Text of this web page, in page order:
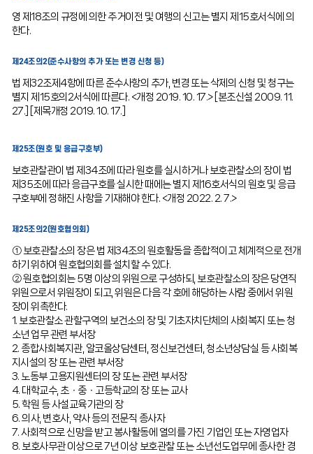
영 제18조의 규정에 의한 주거이전 및 여행의 신고는 별지 제15호서식에 의
한다.
제24조의2(준수사항의 추가 또는 변경 신청 등)
법 제32조제4항에 따른 준수사항의 추가, 변경 또는 삭제의 신청 및 청구는
별지 제15호의2서식에 따른다. <개정 2019. 10. 17.> [본조신설 2009. 11.
27.] [제목개정 2019. 10. 17.]
제25조(원호 및 응급구호부)
보호관찰관이 법 제34조에 따라 원호를 실시하거나 보호관찰소의 장이 법
제35조에 따라 응급구호를 실시한 때에는 별지 제16호서식의 원호 및 응급
구호부에 정해진 사항을 기재해야 한다. <개정 2022. 2. 7.>
제25조의2(원호협의회)
① 보호관찰소의 장은 법 제34조의 원호활동을 종합적이고 체계적으로 전개
하기 위하여 원호협의회를 설치할 수 있다.
② 원호협의회는 5명 이상의 위원으로 구성하되, 보호관찰소의 장은 당연직
위원으로서 위원장이 되고, 위원은 다음 각 호에 해당하는 사람 중에서 위원
장이 위촉한다.
1. 보호관찰소 관할구역의 보건소의 장 및 기초자치단체의 사회복지 또는 청
소년 업무 관련 부서장
2. 종합사회복지관, 알코올상담센터, 정신보건센터, 청소년상담실 등 사회복
지시설의 장 또는 관련 부서장
3. 노동부 고용지원센터의 장 또는 관련 부서장
4. 대학교수, 초ㆍ중ㆍ고등학교의 장 또는 교사
5. 학원 등 사설교육기관의 장
6. 의사, 변호사, 약사 등의 전문직 종사자
7. 사회적으로 신망을 받고 봉사활동에 열의를 가진 기업인 또는 자영업자
8. 보호사무관 이상으로 7년 이상 보호관찰 또는 소년선도업무에 종사한 경